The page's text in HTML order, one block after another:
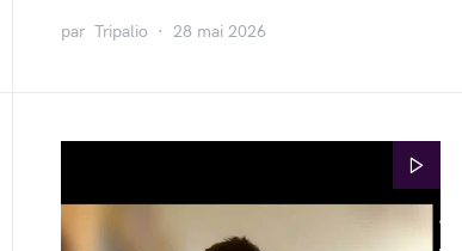
par Tripalio 28 mai 2026